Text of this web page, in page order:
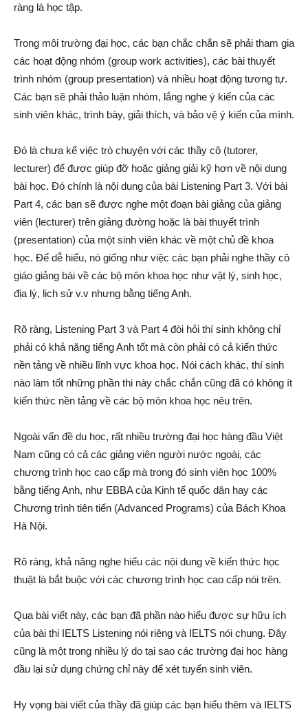
ràng là học tập.
Trong môi trường đại học, các bạn chắc chắn sẽ phải tham gia
các hoạt động nhóm (group work activities), các bài thuyết
trình nhóm (group presentation) và nhiều hoạt động tương tự.
Các bạn sẽ phải thảo luận nhóm, lắng nghe ý kiến của các
sinh viên khác, trình bày, giải thích, và bảo vệ ý kiến của mình.
Đó là chưa kể việc trò chuyện với các thầy cô (tutorer,
lecturer) để được giúp đỡ hoặc giảng giải kỹ hơn về nội dung
bài học. Đó chính là nội dung của bài Listening Part 3. Với bài
Part 4, các bạn sẽ được nghe một đoạn bài giảng của giảng
viên (lecturer) trên giảng đường hoặc là bài thuyết trình
(presentation) của một sinh viên khác về một chủ đề khoa
học. Để dễ hiểu, nó giống như việc các bạn phải nghe thầy cô
giáo giảng bài về các bộ môn khoa học như vật lý, sinh học,
địa lý, lịch sử v.v nhưng bằng tiếng Anh.
Rõ ràng, Listening Part 3 và Part 4 đòi hỏi thí sinh không chỉ
phải có khả năng tiếng Anh tốt mà còn phải có cả kiến thức
nền tảng về nhiều lĩnh vực khoa học. Nói cách khác, thí sinh
nào làm tốt những phần thi này chắc chắn cũng đã có không ít
kiến thức nền tảng về các bộ môn khoa học nêu trên.
Ngoài vấn đề du học, rất nhiều trường đại học hàng đầu Việt
Nam cũng có cả các giảng viên người nước ngoài, các
chương trình học cao cấp mà trong đó sinh viên học 100%
bằng tiếng Anh, như EBBA của Kinh tế quốc dân hay các
Chương trình tiên tiến (Advanced Programs) của Bách Khoa
Hà Nội.
Rõ ràng, khả năng nghe hiểu các nội dung về kiến thức học
thuật là bắt buộc với các chương trình học cao cấp nói trên.
Qua bài viết này, các bạn đã phần nào hiểu được sự hữu ích
của bài thi IELTS Listening nói riêng và IELTS nói chung. Đây
cũng là một trong nhiều lý do tại sao các trường đại học hàng
đầu lại sử dụng chứng chỉ này để xét tuyển sinh viên.
Hy vọng bài viết của thầy đã giúp các bạn hiểu thêm và IELTS